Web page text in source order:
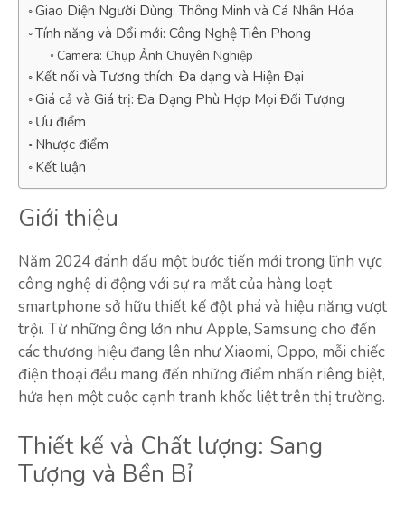
Giao Diện Người Dùng: Thông Minh và Cá Nhân Hóa
Tính năng và Đổi mới: Công Nghệ Tiên Phong
Camera: Chụp Ảnh Chuyên Nghiệp
Kết nối và Tương thích: Đa dạng và Hiện Đại
Giá cả và Giá trị: Đa Dạng Phù Hợp Mọi Đối Tượng
Ưu điểm
Nhược điểm
Kết luận
Giới thiệu
Năm 2024 đánh dấu một bước tiến mới trong lĩnh vực
công nghệ di động với sự ra mắt của hàng loạt
smartphone sở hữu thiết kế đột phá và hiệu năng vượt
trội. Từ những ông lớn như Apple, Samsung cho đến
các thương hiệu đang lên như Xiaomi, Oppo, mỗi chiếc
điện thoại đều mang đến những điểm nhấn riêng biệt,
hứa hẹn một cuộc cạnh tranh khốc liệt trên thị trường.
Thiết kế và Chất lượng: Sang
Tượng và Bền Bỉ